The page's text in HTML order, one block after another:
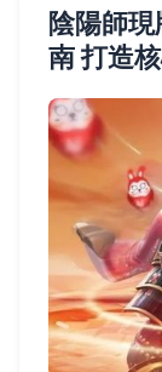
陰陽師
南 打造